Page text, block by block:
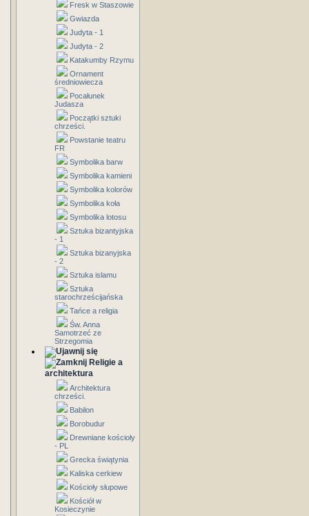
Fresk w Staszowie
Gwiazda
Judyta - 1
Judyta - 2
Katakumby Rzymu
Ornament
średniowiecza
Pocałunek
Judasza
Początki sztuki
chrześci.
Powstanie teatru
FR
Symbolika barw
Symbolika kamieni
Symbolika kolorów
Symbolika koła
Symbolika lotosu
Sztuka bizantyjska
- 1
Sztuka bizanyjska
- 2
Sztuka islamu
Sztuka
starochrześcijańska
Tańce a religia
Św. Anna
Samotrzeć ze
Strzegomia
Religie a
architektura
Architektura
chrześci.
Babilon
Borobudur
Drewniane kościoły
- PL
Grecka świątynia
Kaliska cerkiew
Kościoły słupowe
Kościół w
Kosieczynie